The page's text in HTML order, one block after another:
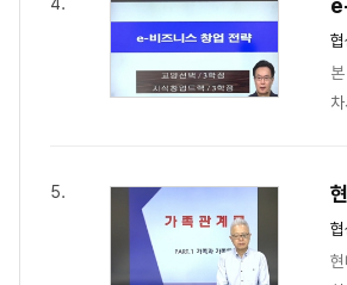
협
차
5.
협